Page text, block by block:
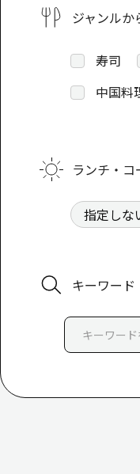
ジャンルか
寿司
中国料
ランチ・
キーワード